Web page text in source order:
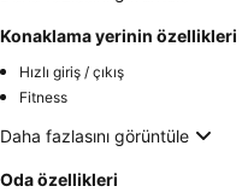
Konaklama yerinin özellikleri
Hızlı giriş / çıkış
Fitness
Daha fazlasını görüntüle
Oda özellikleri